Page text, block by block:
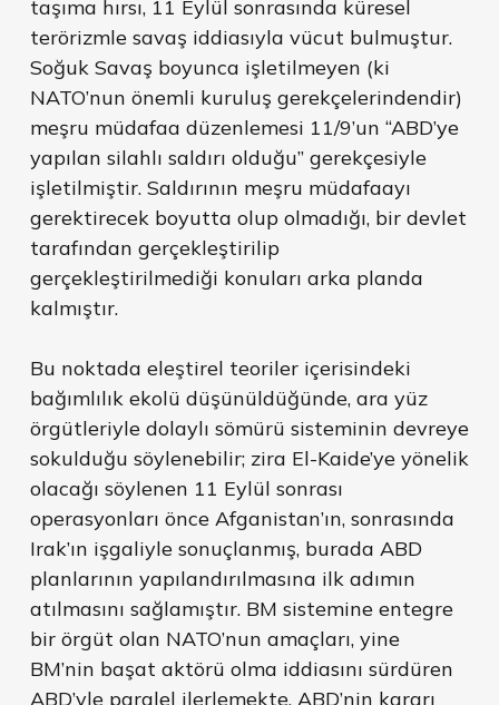
taşıma hırsı, 11 Eylül sonrasında küresel
terörizmle savaş iddiasıyla vücut bulmuştur.
Soğuk Savaş boyunca işletilmeyen (ki
NATO’nun önemli kuruluş gerekçelerindendir)
meşru müdafaa düzenlemesi 11/9’un “ABD’ye
yapılan silahlı saldırı olduğu” gerekçesiyle
işletilmiştir. Saldırının meşru müdafaayı
gerektirecek boyutta olup olmadığı, bir devlet
tarafından gerçekleştirilip
gerçekleştirilmediği konuları arka planda
kalmıştır.
Bu noktada eleştirel teoriler içerisindeki
bağımlılık ekolü düşünüldüğünde, ara yüz
örgütleriyle dolaylı sömürü sisteminin devreye
sokulduğu söylenebilir; zira El-Kaide’ye yönelik
olacağı söylenen 11 Eylül sonrası
operasyonları önce Afganistan’ın, sonrasında
Irak’ın işgaliyle sonuçlanmış, burada ABD
planlarının yapılandırılmasına ilk adımın
atılmasını sağlamıştır. BM sistemine entegre
bir örgüt olan NATO’nun amaçları, yine
BM’nin başat aktörü olma iddiasını sürdüren
ABD’yle paralel ilerlemekte, ABD’nin kararı